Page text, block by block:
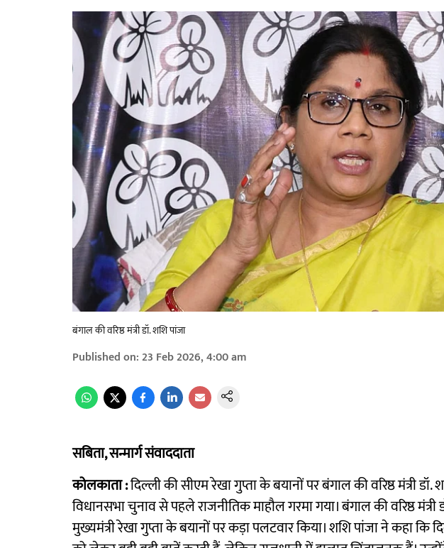
बंगाल की वरिष्ठ मंत्री डॉ. शशि पांजा
Published on:23 Feb 2026, 4:00 am
सबिता, सन्मार्ग संवाददाता
कोलकाता :दिल्ली की सीएम रेखा गुप्ता के बयानों पर बंगाल की वरिष्ठ मंत्री
विधानसभा चुनाव से पहले राजनीतिक माहौल गरमा गया। बंगाल की वरिष्ठ मंत्री
मुख्यमंत्री रेखा गुप्ता के बयानों पर कड़ा पलटवार किया। शशि पांजा ने कहा कि